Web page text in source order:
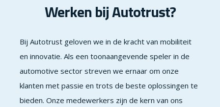
Werken bij Autotrust?
Bij Autotrust geloven we in de kracht van mobiliteit
en innovatie. Als een toonaangevende speler in de
automotive sector streven we ernaar om onze
klanten met passie en trots de beste oplossingen te
bieden. Onze medewerkers zijn de kern van ons